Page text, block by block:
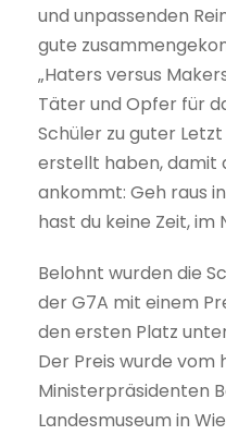
und unpassenden
gute
„Haters versus
Täter und Opfer für
Schüler zu guter
erstellt haben, damit
ankommt: Geh raus
hast du keine Zeit, im
Belohnt wurden die
der G7A mit einem
den ersten Platz
Der Preis wurde vom
Ministerpräsidenten
Landesmuseum in